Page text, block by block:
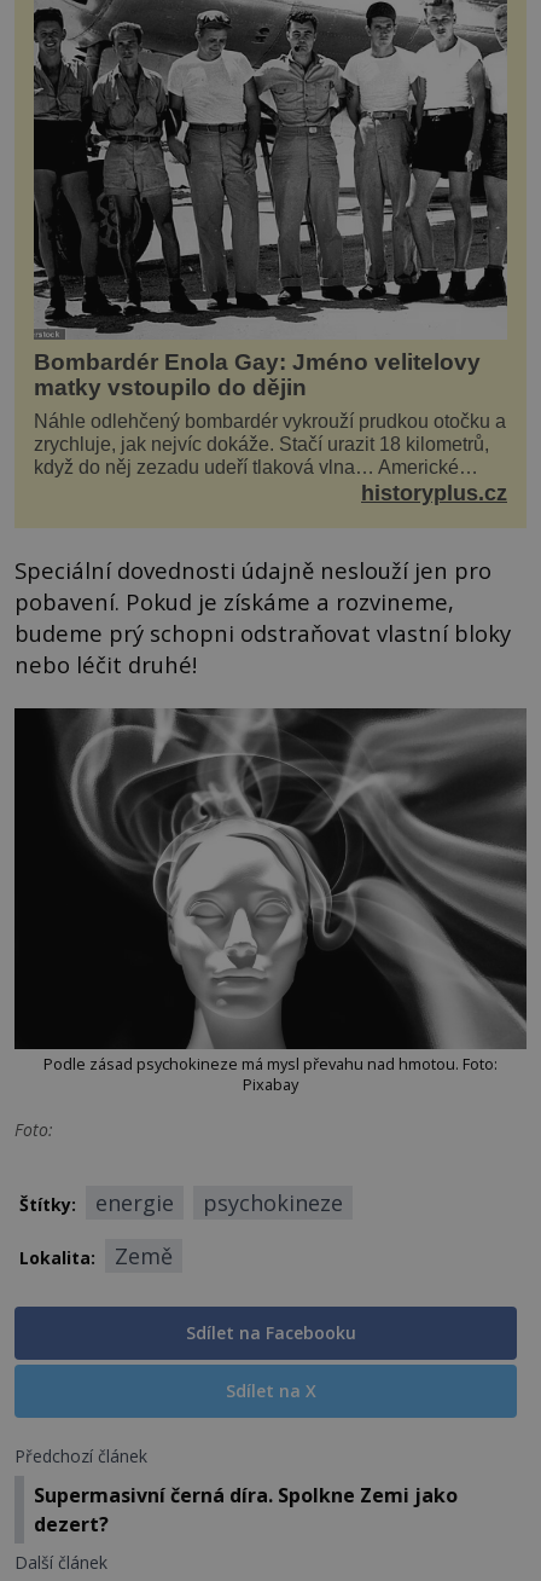
Bombardér Enola Gay: Jméno velitelovy
matky vstoupilo do dějin
Náhle odlehčený bombardér vykrouží prudkou otočku a
zrychluje, jak nejvíc dokáže. Stačí urazit 18 kilometrů,
když do něj zezadu udeří tlaková vlna… Americké
rozhodnutí svrhnout ničivou jadernou bombu ...historyplus.cz
Speciální dovednosti údajně neslouží jen pro
pobavení. Pokud je získáme a rozvineme,
budeme prý schopni odstraňovat vlastní bloky
nebo léčit druhé!
Podle zásad psychokineze má mysl převahu nad hmotou. Foto:
Pixabay
Foto:
Štítky: energie psychokineze
Lokalita: Země
Sdílet na Facebooku
Sdílet na X
Předchozí článek
Supermasivní černá díra. Spolkne Zemi jako
dezert?
Další článek